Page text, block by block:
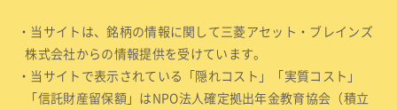
・当サイトは、銘柄の情報に関して三菱アセット・ブレインズ
株式会社からの情報提供を受けています。
・当サイトで表示されている「隠れコスト」「実質コスト」
「信託財産留保額」はNPO法人確定拠出年金教育協会（積立